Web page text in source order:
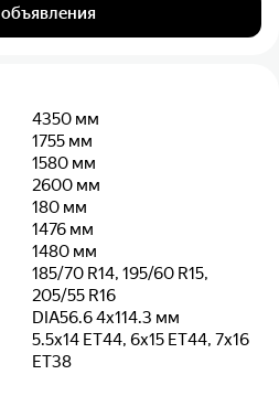
4350 мм
1755 мм
1580 мм
2600 мм
180 мм
1476 мм
1480 мм
185/70 R14, 195/60 R15,
205/55 R16
DIA56.6 4x114.3 мм
5.5x14 ET44, 6x15 ET44, 7x16
ET38